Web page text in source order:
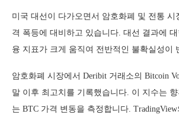
미국 대선이 다가오면서 암호화폐 및 전통 시
격 폭등에 대비하고 있습니다. 대선 결과에
융 지표가 크게 움직여 전반적인 불확실성이
암호화폐 시장에서 Deribit 거래소의 Bitcoin
말 이후 최고치를 기록했습니다. 이 지수는 향
는 BTC 가격 변동을 측정합니다.